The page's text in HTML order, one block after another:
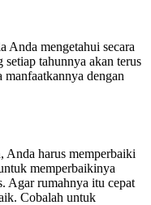
Anda mengetahui secara
tahunnya akan terus
dengan
Anda harus memperbaiki
memperbaikinya
Agar rumahnya itu cepat
Cobalah untuk